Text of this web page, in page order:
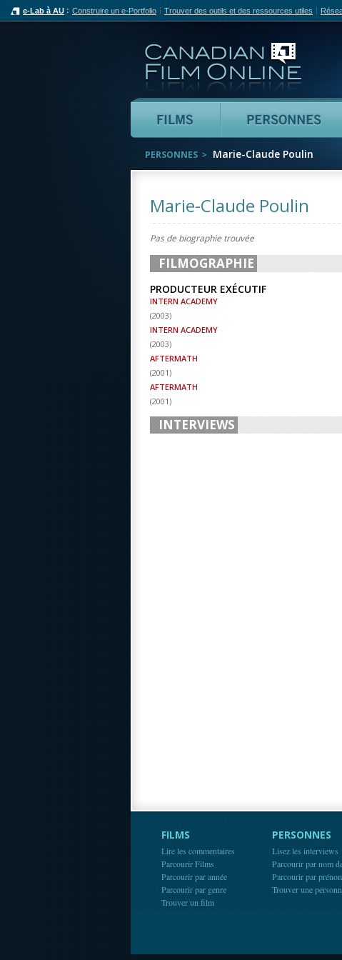
e-Lab à AU Construire un e-Portfolio Trouver des outils et des ressources utiles
Films
PERSONNES Marie-Claude Poulin
Marie-Claude Poulin
Pas de biographie trouvée
FILMOGRAPHIE
PRODUCTEUR EXÉCUTIF
INTERN ACADEMY
(2003)
INTERN ACADEMY
(2003)
AFTERMATH
(2001)
AFTERMATH
(2001)
INTERVIEWS
FILMS
Lire les commentaires
Parcourir Films
Parcourir par année
Parcourir par genre
Trouver un film
PERSONNES
Lisez les interviews
Parcourir par nom
Parcourir par
Trouver une